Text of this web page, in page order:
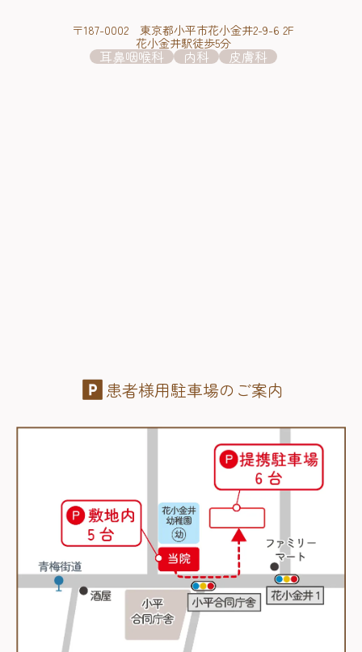
〒187-0002 東京都小平市花小金井2-9-6 2F
花小金井駅徒歩5分
耳鼻咽喉科 内科 皮膚科
患者様用駐車場のご案内